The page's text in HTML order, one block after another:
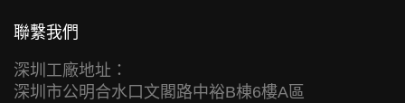
聯繫我們
深圳工廠地址：
深圳市公明合水口文閣路中裕B棟6樓A區